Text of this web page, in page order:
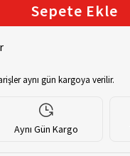
Sepete Ekle
aynı gün kargoya verilir.
Aynı Gün Kargo